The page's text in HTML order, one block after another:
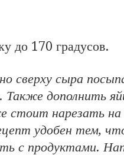
до 170 градусов.
сверху сыра
Также дополнить
стоит нарезать на
удобен тем,
с продуктами.